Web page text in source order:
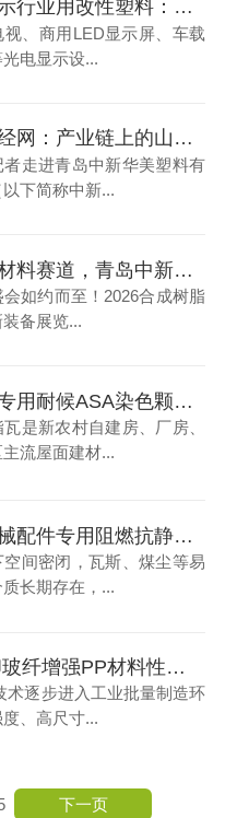
光电显示行业用改性塑料：光扩散PS材料应用解析
视、商用LED显示屏、车载
电显示设...
青岛财经网：产业链上的山东好品牌·青岛新力量，“塑”造先进制造业钢筋铁骨
者走进青岛中新华美塑料有
下简称中新...
聚力新材料赛道，青岛中新华美与您相聚无锡2026合成树脂新材料装备展
会如约而至！2026合成树脂
备展览...
树脂瓦专用耐候ASA染色颗粒，户外屋面长效优选材料
是新农村自建房、厂房、
流屋面建材...
煤矿机械配件专用阻燃抗静电ABS材料，筑牢井下生产安全屏障
空间密闭，瓦斯、煤尘等易
长期存在，...
3D打印玻纤增强PP材料性能解析，工业零部件制造核心耗材
术逐步进入工业批量制造环
、高尺寸...
下一页